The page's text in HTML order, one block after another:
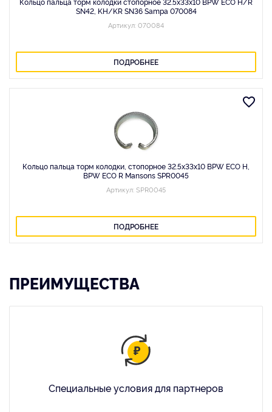
SN42, KH/KR SN36 Sampa 070084
Артикул: 070084
ПОДРОБНЕЕ
Кольцо пальца торм колодки, стопорное 32.5x33x10 BPW ECO H,
BPW ECO R Mansons SPR0045
Артикул: SPR0045
ПОДРОБНЕЕ
ПРЕИМУЩЕСТВА
Специальные условия для партнеров